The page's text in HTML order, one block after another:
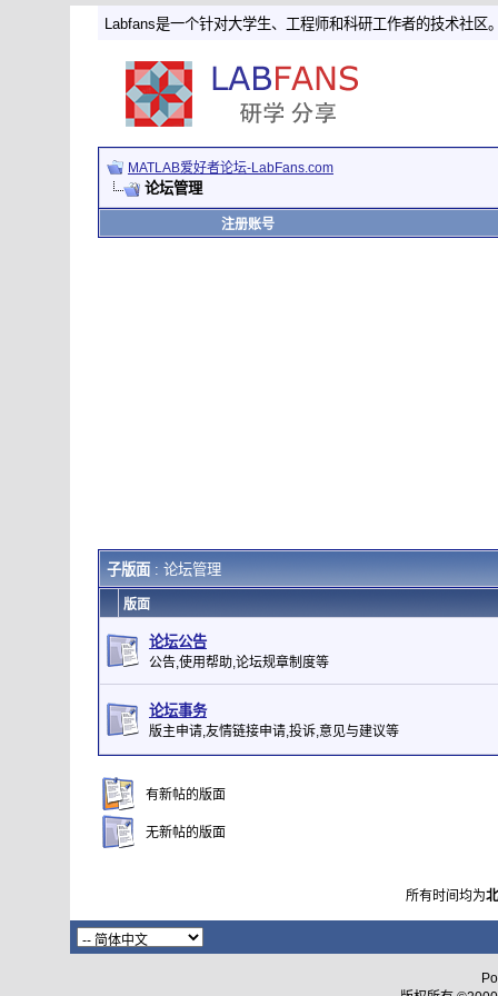
Labfans是一个针对大学生、工程师和科研工作者的技术社区
MATLAB爱好者论坛-LabFans.com
论坛管理
注册账号
子版面: 论坛管理
版面
论坛公告
公告,使用帮助,论坛规章制度等
论坛事务
版主申请,友情链接申请,投诉,意见与建议等
有新帖的版面
无新帖的版面
所有时间均为